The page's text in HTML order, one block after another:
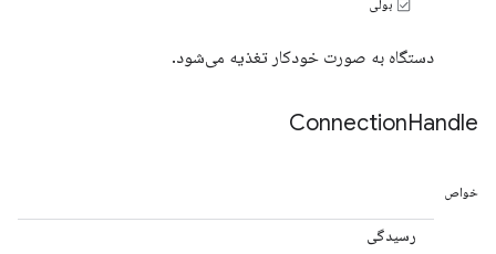
بولی
دستگاه به صورت خودکار تغذیه می‌شود.
ConnectionHandle
خواص
رسیدگی